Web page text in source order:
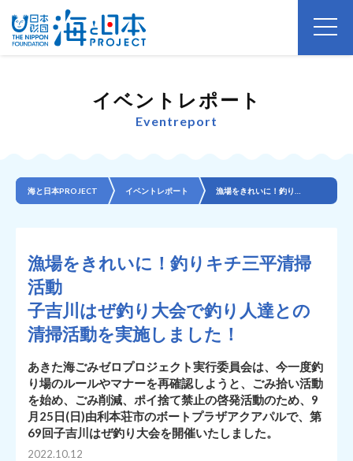
イベントレポート
Eventreport
海と日本PROJECT イベントレポート
漁場をきれいに！釣りキチ三平清掃
活動
子吉川はぜ釣り大会で釣り人達との
清掃活動を実施しました！
あきた海ごみゼロプロジェクト実行委員会は、今一度釣
り場のルールやマナーを再確認しようと、ごみ拾い活動
を始め、ごみ削減、ポイ捨て禁止の啓発活動のため、9
月25日(日)由利本荘市のボートプラザアクアパルで、第
69回子吉川はぜ釣り大会を開催いたしました。
2022.10.12